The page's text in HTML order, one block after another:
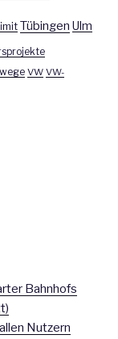
Tübingen Ulm
VW VW-
Bahnhofs
Nutzern